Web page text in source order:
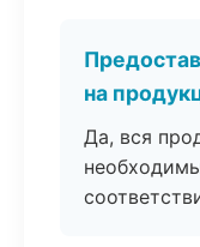
на
Да, вся